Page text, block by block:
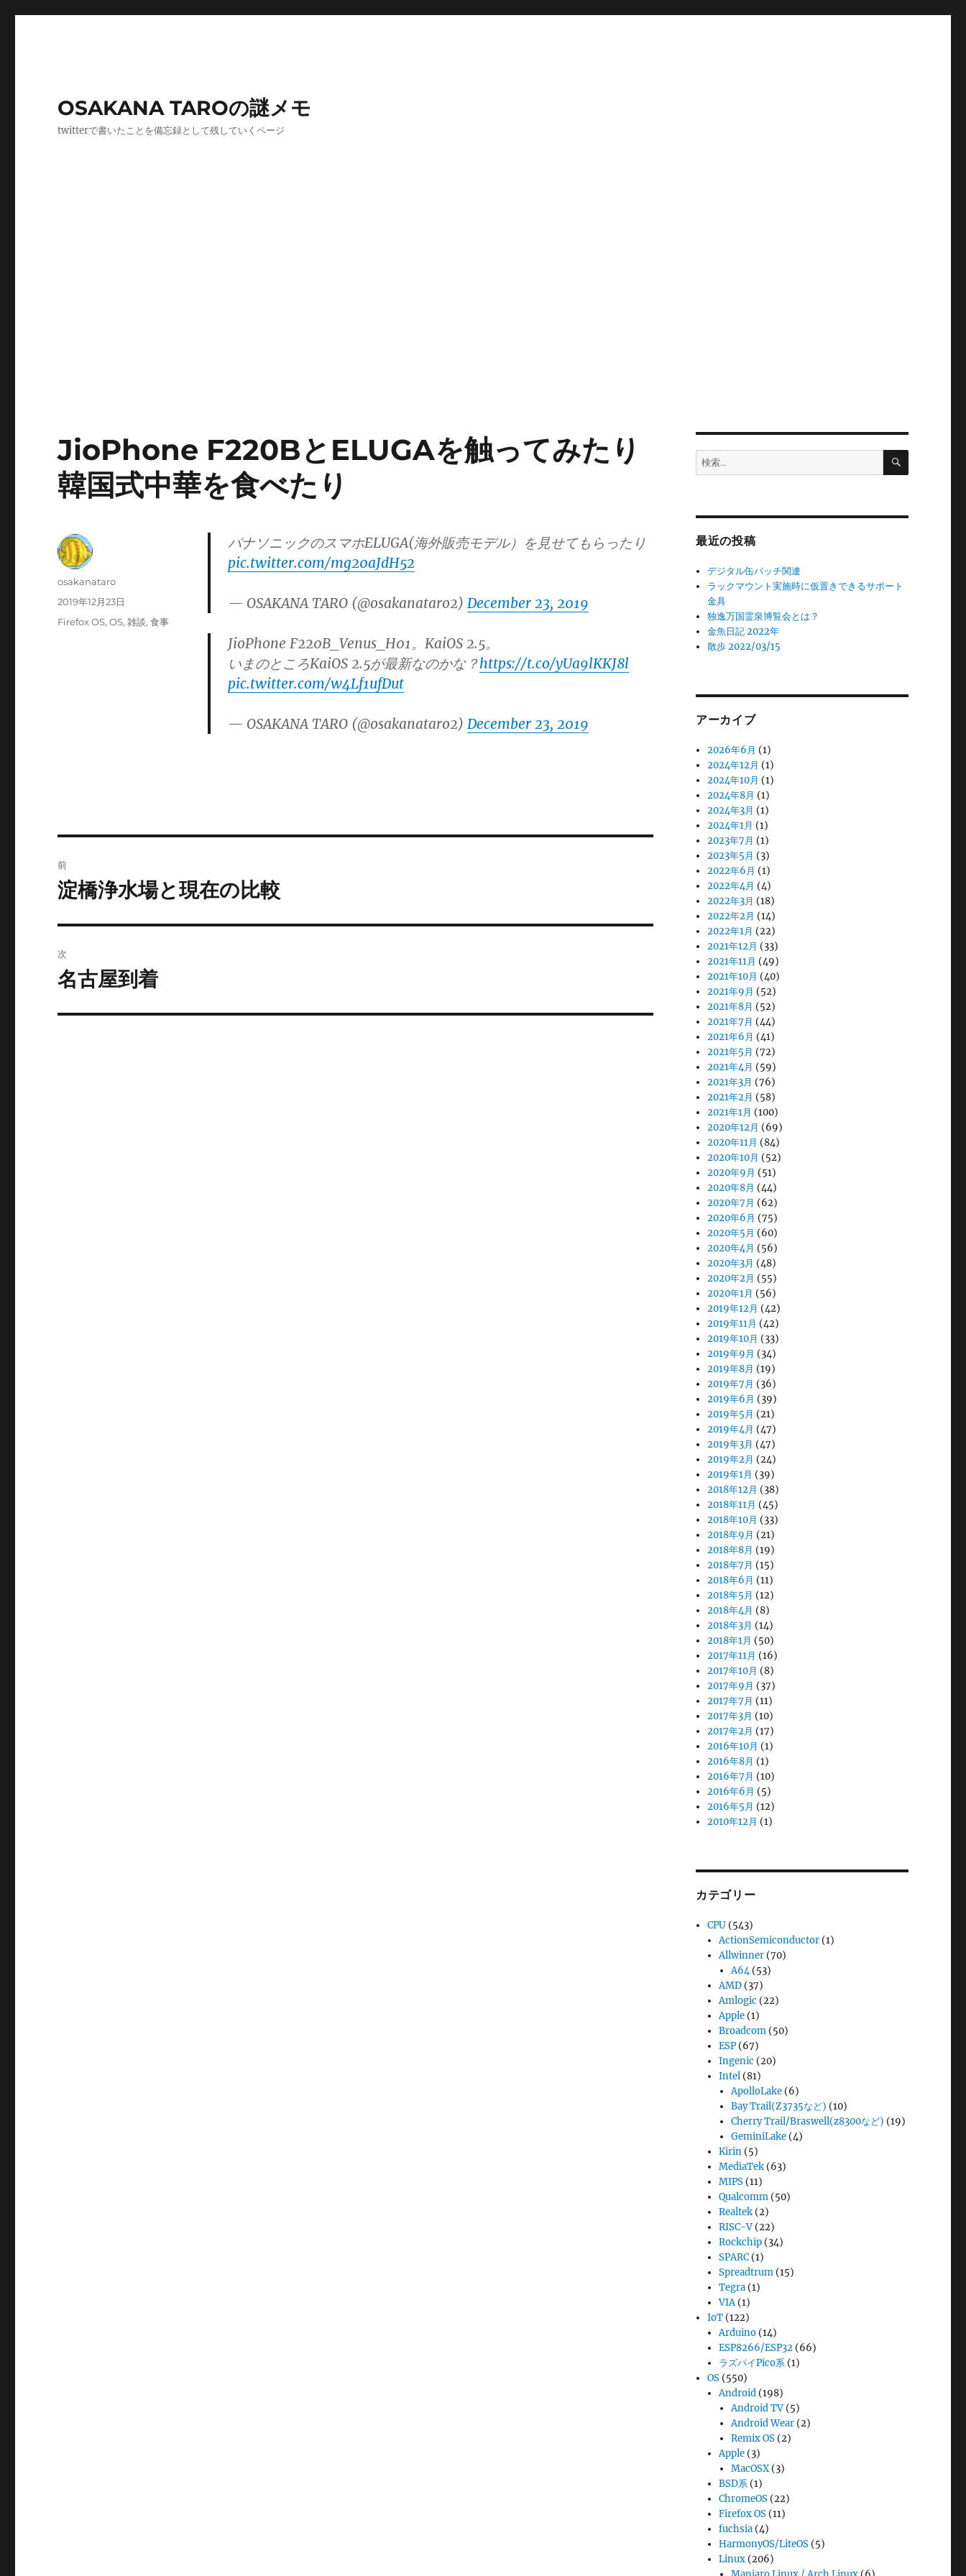
OSAKANA TAROの謎メモ
twitterで書いたことを備忘録として残していくページ
JioPhone F220BとELUGAを触ってみたり
韓国式中華を食べたり
パナソニックのスマホELUGA(海外販売モデル）を見せてもらったり
pic.twitter.com/mg20aJdH52
— OSAKANA TARO (@osakanataro2) December 23, 2019
JioPhone F220B_Venus_H01。KaiOS 2.5。
いまのところKaiOS 2.5が最新なのかな？https://t.co/yUa9lKKJ8l
pic.twitter.com/w4Lf1ufDut
— OSAKANA TARO (@osakanataro2) December 23, 2019
投
osakanataro
投
稿
2019年12月23日
カ
Firefox OS,OS,雑談,食事
稿
ゲ
前
前
投
稿:
淀橋浄水場と現在の比較
次
次
投
名古屋到着
検
索:
検
最近の投稿
デジタル缶バッチ関連
ラックマウント実施時に仮置きできるサポート
金具
独逸万国霊泉博覧会とは？
金魚日記 2022年
散歩 2022/03/15
アーカイブ
2026年6月 (1)
2024年12月 (1)
2024年10月 (1)
2024年8月 (1)
2024年3月 (1)
2024年1月 (1)
2023年7月 (1)
2023年5月 (3)
2022年6月 (1)
2022年4月 (4)
2022年3月 (18)
2022年2月 (14)
2022年1月 (22)
2021年12月 (33)
2021年11月 (49)
2021年10月 (40)
2021年9月 (52)
2021年8月 (52)
2021年7月 (44)
2021年6月 (41)
2021年5月 (72)
2021年4月 (59)
2021年3月 (76)
2021年2月 (58)
2021年1月 (100)
2020年12月 (69)
2020年11月 (84)
2020年10月 (52)
2020年9月 (51)
2020年8月 (44)
2020年7月 (62)
2020年6月 (75)
2020年5月 (60)
2020年4月 (56)
2020年3月 (48)
2020年2月 (55)
2020年1月 (56)
2019年12月 (42)
2019年11月 (42)
2019年10月 (33)
2019年9月 (34)
2019年8月 (19)
2019年7月 (36)
2019年6月 (39)
2019年5月 (21)
2019年4月 (47)
2019年3月 (47)
2019年2月 (24)
2019年1月 (39)
2018年12月 (38)
2018年11月 (45)
2018年10月 (33)
2018年9月 (21)
2018年8月 (19)
2018年7月 (15)
2018年6月 (11)
2018年5月 (12)
2018年4月 (8)
2018年3月 (14)
2018年1月 (50)
2017年11月 (16)
2017年10月 (8)
2017年9月 (37)
2017年7月 (11)
2017年3月 (10)
2017年2月 (17)
2016年10月 (1)
2016年8月 (1)
2016年7月 (10)
2016年6月 (5)
2016年5月 (12)
2010年12月 (1)
カテゴリー
CPU (543)
ActionSemiconductor (1)
Allwinner (70)
A64(53)
AMD (37)
Amlogic (22)
Apple (1)
Broadcom (50)
ESP (67)
Ingenic (20)
Intel (81)
ApolloLake(6)
Bay Trail(Z3735など) (10)
Cherry Trail/Braswell(z8300など) (19)
GeminiLake(4)
Kirin (5)
MediaTek (63)
MIPS (11)
Qualcomm (50)
Realtek (2)
RISC-V (22)
Rockchip (34)
SPARC (1)
Spreadtrum (15)
Tegra (1)
VIA(1)
IoT (122)
Arduino (14)
ESP8266/ESP32 (66)
ラズパイPico系 (1)
OS (550)
Android (198)
Android TV(5)
Android Wear(2)
Remix OS(2)
Apple (3)
MacOSX(3)
BSD系 (1)
ChromeOS (22)
Firefox OS (11)
fuchsia (4)
HarmonyOS/LiteOS (5)
Linux (206)